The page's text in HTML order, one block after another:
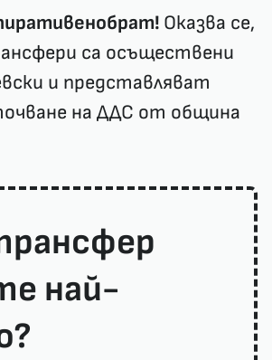
Оказва се,
са осъществени
и представляват
на ДДС от община
най-